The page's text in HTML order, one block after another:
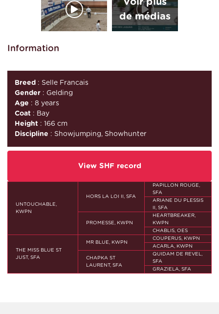
Information
Breed : Selle Francais
Gender : Gelding
Age : 8 years
Coat : Bay
Height : 166 cm
Discipline : Showjumping, Showhunter
View SHF record
UNTOUCHABLE,
KWPN
HORS LA LOI II, SFA
PAPILLON ROUGE,
SFA
ARIANE DU PLESSIS
II, SFA
PROMESSE, KWPN
HEARTBREAKER,
KWPN
CHABLIS, OES
THE MISS BLUE ST
JUST, SFA
MR BLUE, KWPN
COUPERUS, KWPN
ACARLA, KWPN
CHAPKA ST
LAURENT, SFA
QUIDAM DE REVEL,
SFA
GRAZIELA, SFA